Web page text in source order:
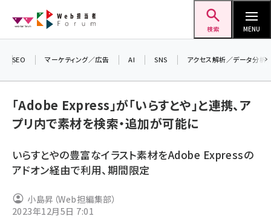
ン
検索 MENU
ai (2820)
note (2322)
SEO マーケティング／広告 AI SNS アクセス解析／データ分析
「Adobe Express」が「いらすとや」と連携、ア
プリ内で素材を検索・追加が可能に
いらすとやの豊富なイラスト素材をAdobe Expressの
アドオン経由で利用、期間限定
小島昇（Web担編集部）
2023年12月5日 7:01